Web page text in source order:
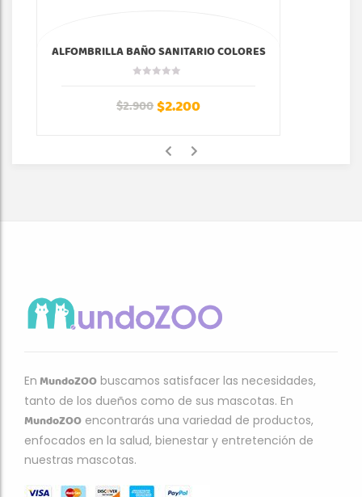
ALFOMBRILLA BAÑO SANITARIO COLORES
$2.900$2.200
En MundoZOO buscamos satisfacer las necesidades,
tanto de los dueños como de sus mascotas. En
MundoZOO encontrarás una variedad de productos,
enfocados en la salud, bienestar y entretención de
nuestras mascotas.